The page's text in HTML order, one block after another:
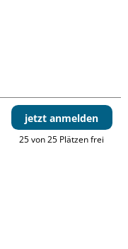
jetzt anmelden
25 von 25 Plätzen frei